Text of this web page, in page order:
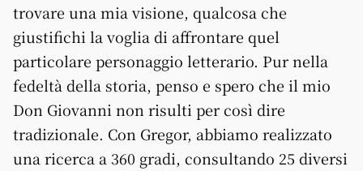
trovare una mia visione, qualcosa che
giustifichi la voglia di affrontare quel
particolare personaggio letterario. Pur nella
fedeltà della storia, penso e spero che il mio
Don Giovanni non risulti per così dire
tradizionale. Con Gregor, abbiamo realizzato
una ricerca a 360 gradi, consultando 25 diversi